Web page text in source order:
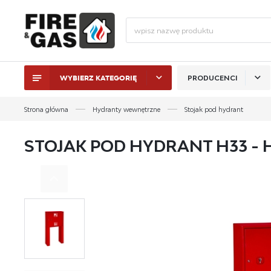
WYBIERZ KATEGORIĘ PRODUCENCI
Strona główna Hydranty wewnętrzne Stojak pod hydrant
STOJAK POD HYDRANT H33 -